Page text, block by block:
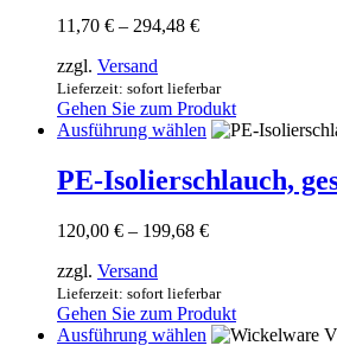
können
auf
der
gewählt
11,70 € – 294,48 €Preisspanne:
294,48 €
zzgl. Versand
Lieferzeit: sofort lieferbar
Gehen Sie zum Produkt
Ausführung wählen Dieses
weist
mehrere
können
auf
der
PE-Isolierschlauch,
120,00 € – 199,68 €Preisspanne:
199,68 €
zzgl. Versand
Lieferzeit: sofort lieferbar
Gehen Sie zum Produkt
Ausführung wählen Dieses